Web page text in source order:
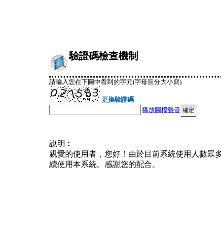
驗證碼檢查機制
請輸入您在下圖中看到的字元(字母區分大小寫)
更換驗證碼
播放圖檔聲音
說明︰
親愛的使用者，您好！由於目前系統使用人數眾
續使用本系統。感謝您的配合。